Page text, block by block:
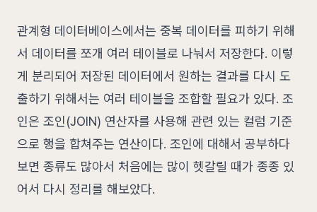
관계형 데이터베이스에서는 중복 데이터를 피하기 위해
서 데이터를 쪼개 여러 테이블로 나눠서 저장한다. 이렇
게 분리되어 저장된 데이터에서 원하는 결과를 다시 도
출하기 위해서는 여러 테이블을 조합할 필요가 있다. 조
인은 조인(JOIN) 연산자를 사용해 관련 있는 컬럼 기준
으로 행을 합쳐주는 연산이다. 조인에 대해서 공부하다
보면 종류도 많아서 처음에는 많이 헷갈릴 때가 종종 있
어서 다시 정리를 해보았다.